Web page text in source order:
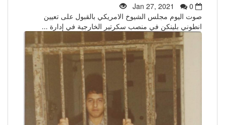
Jan 27, 2021
0
صوت اليوم مجلس الشيوخ الامريكي بالقبول على تعيين
انطوني بلينكن في منصب سكرتير الخارجية في إدارة ...